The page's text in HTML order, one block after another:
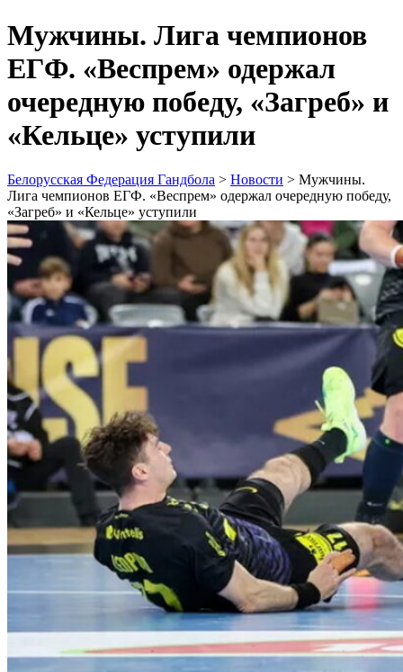
Мужчины. Лига чемпионов
ЕГФ. «Веспрем» одержал
очередную победу, «Загреб» и
«Кельце» уступили
Белорусская Федерация Гандбола > Новости > Мужчины.
Лига чемпионов ЕГФ. «Веспрем» одержал очередную победу,
«Загреб» и «Кельце» уступили